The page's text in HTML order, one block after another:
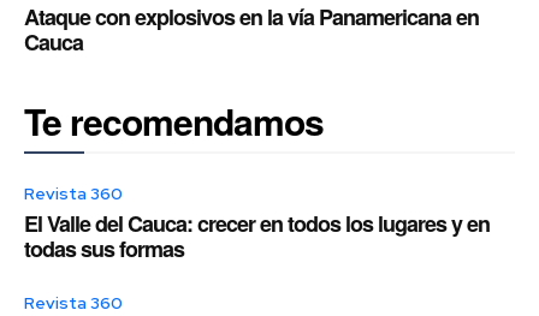
Ataque con explosivos en la vía Panamericana en
Cauca
Te recomendamos
Revista 360
El Valle del Cauca: crecer en todos los lugares y en
todas sus formas
Revista 360